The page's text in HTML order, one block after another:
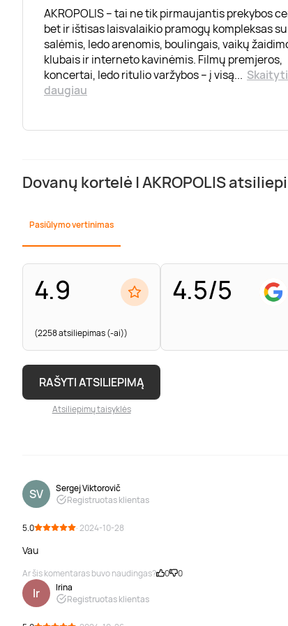
AKROPOLIS – tai ne tik pirmaujantis prekybos
bet ir ištisas laisvalaikio pramogų kompleksas
salėmis, ledo arenomis, boulingais, vaikų
klubais ir interneto kavinėmis. Filmų premjeros,
koncertai, ledo ritulio varžybos – į visą... Skaityti
daugiau
Dovanų kortelė | AKROPOLIS
Pasiūlymo vertinimas
4.9
(2258 atsiliepimas (-ai))
4.5/5
RAŠYTI ATSILIEPIMĄ
Atsiliepimų taisyklės
SV
Sergej Viktorovič
Registruotas klientas
5.0 · 2024-10-28
Vau
Ar šis komentaras buvo naudingas? 0 0
Ir
Irina
Registruotas klientas